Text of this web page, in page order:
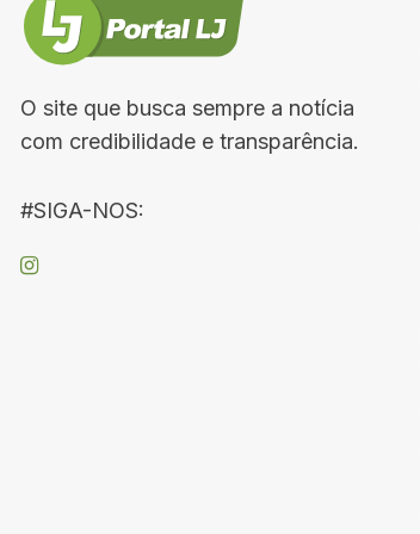
O site que busca sempre a notícia
com credibilidade e transparência.
#SIGA-NOS: